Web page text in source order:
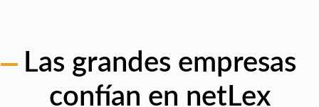
Las grandes empresas
confían en netLex